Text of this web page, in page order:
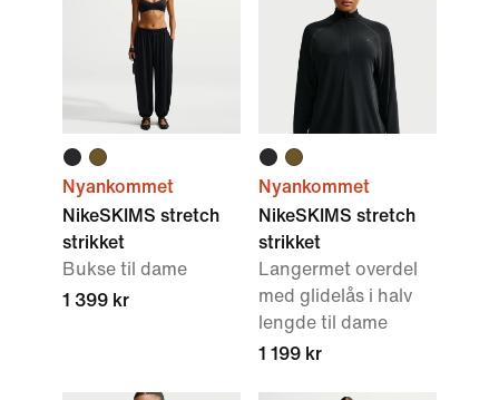
Nyankommet
NikeSKIMS stretch
strikket
Bukse til dame
1 399 kr
Nyankommet
NikeSKIMS stretch
strikket
Langermet overdel
med glidelås i halv
lengde til dame
1 199 kr